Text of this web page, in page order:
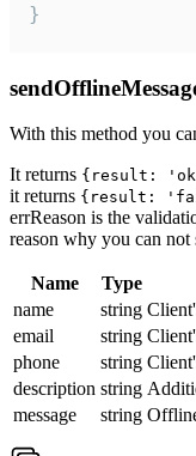
}
With this method you
It returns {result:
it returns {result:
errReason is the
reason why you can not
Name Type
name
string
email
string
phone
string
description string
message
string